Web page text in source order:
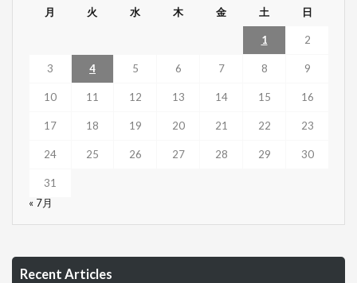
月 火 水 木 金 土 日
1 2
3 4 5 6 7 8 9
10 11 12 13 14 15 16
17 18 19 20 21 22 23
24 25 26 27 28 29 30
31
« 7月
Recent Articles